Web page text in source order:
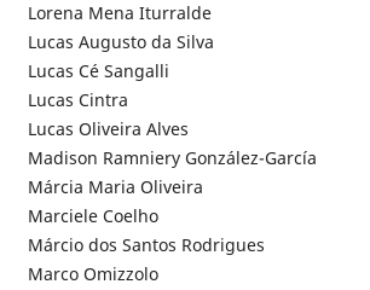
Lorena Mena Iturralde
Lucas Augusto da Silva
Lucas Cé Sangalli
Lucas Cintra
Lucas Oliveira Alves
Madison Ramniery González-García
Márcia Maria Oliveira
Marciele Coelho
Márcio dos Santos Rodrigues
Marco Omizzolo